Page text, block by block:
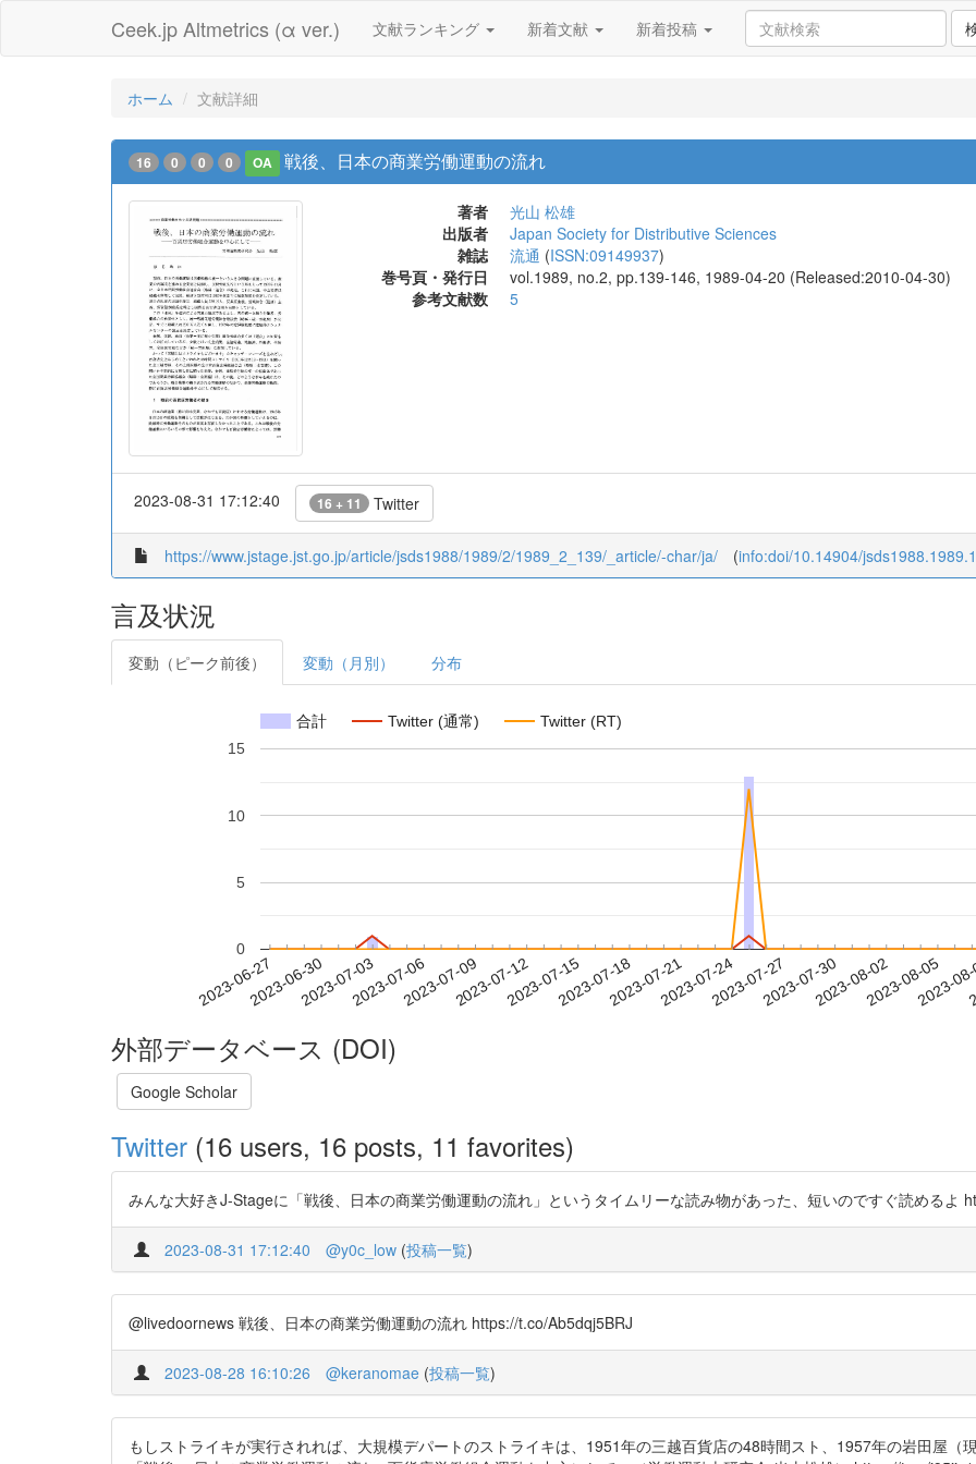
Ceek.jp Altmetrics (α ver.) 文献ランキング 新着文献 新着投稿
ホーム 文献詳細
16 0 0 0 OA 戦後、日本の商業労働運動の流れ
著者
光山 松雄
出版者
Japan Society for Distributive Sciences
雑誌
流通 (ISSN:09149937)
巻号頁・発行日
vol.1989, no.2, pp.139-146, 1989-04-20 (Released:2010-04-30)
参考文献数
5
2023-08-31 17:12:40 16 + 11 Twitter
https://www.jstage.jst.go.jp/article/jsds1988/1989/2/1989_2_139/_article/-char/ja/ (info:doi/10.14904/
言及状況
変動（ピーク前後） 変動（月別） 分布
合計 Twitter (通常) Twitter (RT)
2023-06-272023-06-302023-07-032023-07-062023-07-092023-07-122023-07-152023-07-182023-07-212023-07-242023-07-272023-07-302023-08-022023-08-05
2023-
0
5
10
15
外部データベース (DOI)
Google Scholar
Twitter (16 users, 16 posts, 11 favorites)
みんな大好きJ-Stageに「戦後、日本の商業労働運動の流れ」というタイムリーな読み物があった、短いのですぐ読めるよ
2023-08-31 17:12:40 @y0c_low (投稿一覧)
@livedoornews 戦後、日本の商業労働運動の流れ https://t.co/Ab5dqj5BRJ
2023-08-28 16:10:26 @keranomae (投稿一覧)
もしストライキが実行されれば、大規模デパートのストライキは、1951年の三越百貨店の48時間スト、1957年の岩田屋（